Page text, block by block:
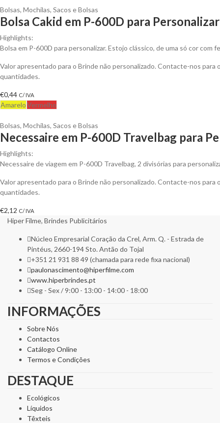
Bolsas, Mochilas, Sacos e Bolsas
Bolsa Cakid em P-600D para Personalizar
Highlights:
Bolsa em P-600D para personalizar. Estojo clássico, de uma só cor com
Valor apresentado para o Brinde não personalizado. Contacte-nos
quantidades.
€0,44 C/ IVA
AmareloVermelho
Bolsas, Mochilas, Sacos e Bolsas
Necessaire em P-600D Travelbag para
Highlights:
Necessaire de viagem em P-600D Travelbag, 2 divisórias para
Valor apresentado para o Brinde não personalizado. Contacte-nos
quantidades.
€2,12 C/ IVA
Hiper Filme, Brindes Publicitários
Núcleo Empresarial Coração da Crel, Arm. Q. - Estrada de
Pintéus, 2660-194 Sto. Antão do Tojal
+351 21 931 88 49 (chamada para rede fixa nacional)
paulonascimento@hiperfilme.com
www.hiperbrindes.pt
Seg - Sex / 9:00 - 13:00 - 14:00 - 18:00
INFORMAÇÕES
Sobre Nós
Contactos
Catálogo Online
Termos e Condições
DESTAQUE
Ecológicos
Líquidos
Têxteis